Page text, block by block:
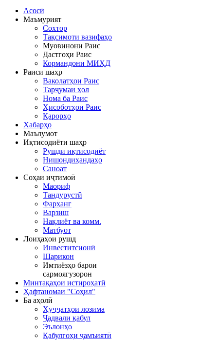
Асосӣ
Маъмурият
Сохтор
Тақсимоти вазифаҳо
Муовинони Раис
Дастгоҳи Раис
Кормандони МИҲД
Раиси шаҳр
Ваколатҳои Раис
Тарҷумаи ҳол
Нома ба Раис
Ҳисоботҳои Раис
Қарорҳо
Хабарҳо
Маълумот
Иқтисодиёти шаҳр
Рушди иқтисодиёт
Нишондиҳандаҳо
Саноат
Соҳаи иҷтимоӣ
Маориф
Тандурустӣ
Фарҳанг
Варзиш
Нақлиёт ва комм.
Матбуот
Лоиҳаҳои рушд
Инвеститсионӣ
Шарикон
Имтиёзҳо барои
сармоягузорон
Минтақаҳои истироҳатӣ
Ҳафтаномаи "Соҳил"
Ба аҳолӣ
Ҳуҷҷатҳои лозима
Ҷадвали қабул
Эълонҳо
Қабулгоҳи ҷамъиятӣ